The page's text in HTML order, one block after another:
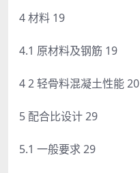
4 材料 19
4.1 原材料及钢筋 19
4 2 轻骨料混凝土性能 20
5 配合比设计 29
5.1 一般要求 29